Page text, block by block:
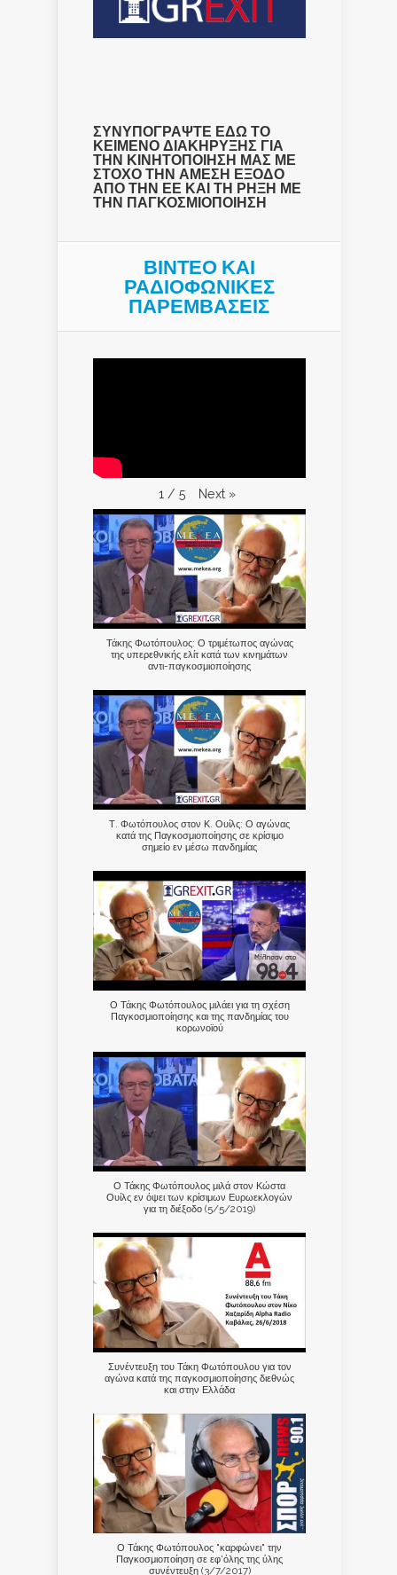
ΣΥΝΥΠΟΓΡΑΨΤΕ ΕΔΩ ΤΟ
ΚΕΙΜΕΝΟ ΔΙΑΚΗΡΥΞΗΣ ΓΙΑ
ΤΗΝ ΚΙΝΗΤΟΠΟΙΗΣΗ ΜΑΣ ΜΕ
ΣΤΟΧΟ ΤΗΝ ΑΜΕΣΗ ΕΞΟΔΟ
ΑΠΟ ΤΗΝ ΕΕ ΚΑΙ ΤΗ ΡΗΞΗ ΜΕ
ΤΗΝ ΠΑΓΚΟΣΜΙΟΠΟΙΗΣΗ
ΒΙΝΤΕΟ ΚΑΙ
ΡΑΔΙΟΦΩΝΙΚΕΣ
ΠΑΡΕΜΒΑΣΕΙΣ
1 / 5 Next »
Τάκης Φωτόπουλος: Ο τριμέτωπος αγώνας
της υπερεθνικής ελίτ κατά των κινημάτων
αντι-παγκοσμιοποίησης
Τ. Φωτόπουλος στον Κ. Ουίλς: Ο αγώνας
κατά της Παγκοσμιοποίησης σε κρίσιμο
σημείο εν μέσω πανδημίας
Ο Τάκης Φωτόπουλος μιλάει για τη σχέση
Παγκοσμιοποίησης και της πανδημίας του
κορωνοϊού
Ο Τάκης Φωτόπουλος μιλά στον Κώστα
Ουίλς εν όψει των κρίσιμων Ευρωεκλογών
για τη διέξοδο (5/5/2019)
Συνέντευξη του Τάκη Φωτόπουλου για τον
αγώνα κατά της παγκοσμιοποίησης διεθνώς
και στην Ελλάδα
Ο Τάκης Φωτόπουλος "καρφώνει" την
Παγκοσμιοποίηση σε εφ'όλης της ύλης
συνέντευξη (3/7/2017)